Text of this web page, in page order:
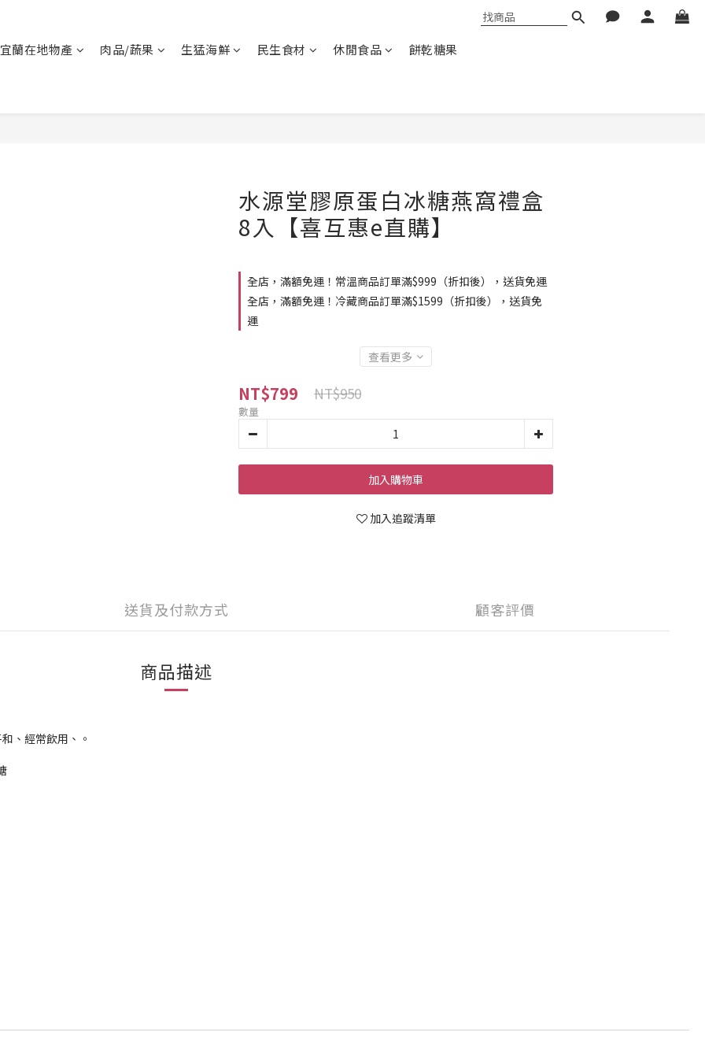
宜蘭在地物產 肉品/蔬果 生猛海鮮 民生食材 休閒食品 餅乾糖果
水源堂膠原蛋白冰糖燕窩禮盒
8入【喜互惠e直購】
全店，滿額免運！常溫商品訂單滿$999（折扣後），送貨免運
全店，滿額免運！冷藏商品訂單滿$1599（折扣後），送貨免
運
查看更多
NT$799 NT$950
數量
加入購物車
加入追蹤清單
送貨及付款方式 顧客評價
商品描述
、經常飲用、。